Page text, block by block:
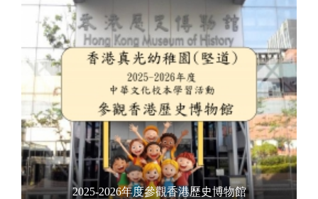
2025-2026年度參觀香港歷史博物館